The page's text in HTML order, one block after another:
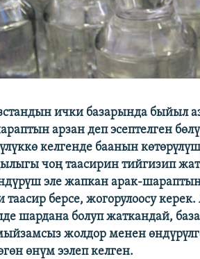
ички базарында быйыл
арзан деп эсептелген
келгенде баанын
чоң таасирин тийгизип
эле жапкан арак-
таасир берсе, жогорулоосу
шардана болуп жаткандай,
жолдор менен
өнүм ээлеп келген.